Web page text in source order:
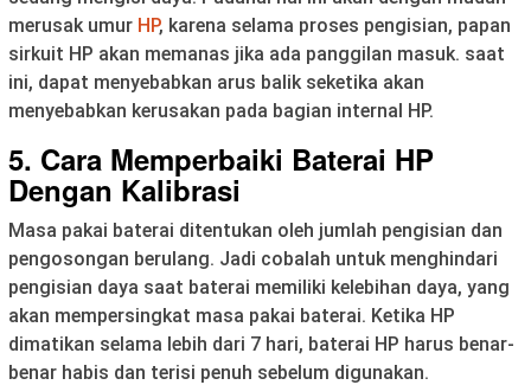
merusak umur HP, karena selama proses pengisian, papan
sirkuit HP akan memanas jika ada panggilan masuk. saat
ini, dapat menyebabkan arus balik seketika akan
menyebabkan kerusakan pada bagian internal HP.
5. Cara Memperbaiki Baterai HP
Dengan Kalibrasi
Masa pakai baterai ditentukan oleh jumlah pengisian dan
pengosongan berulang. Jadi cobalah untuk menghindari
pengisian daya saat baterai memiliki kelebihan daya, yang
akan mempersingkat masa pakai baterai. Ketika HP
dimatikan selama lebih dari 7 hari, baterai HP harus benar-
benar habis dan terisi penuh sebelum digunakan.